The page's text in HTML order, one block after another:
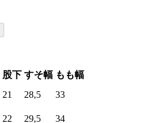
股下 すそ幅 もも幅
21 28,5
33
22 29,5 34